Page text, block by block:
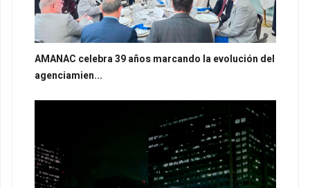
AMANAC celebra 39 años marcando la evolución del
agenciamien...